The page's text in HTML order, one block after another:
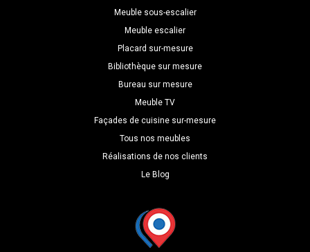
Meuble sous-escalier
Meuble escalier
Placard sur-mesure
Bibliothèque sur mesure
Bureau sur mesure
Meuble TV
Façades de cuisine sur-mesure
Tous nos meubles
Réalisations de nos clients
Le Blog